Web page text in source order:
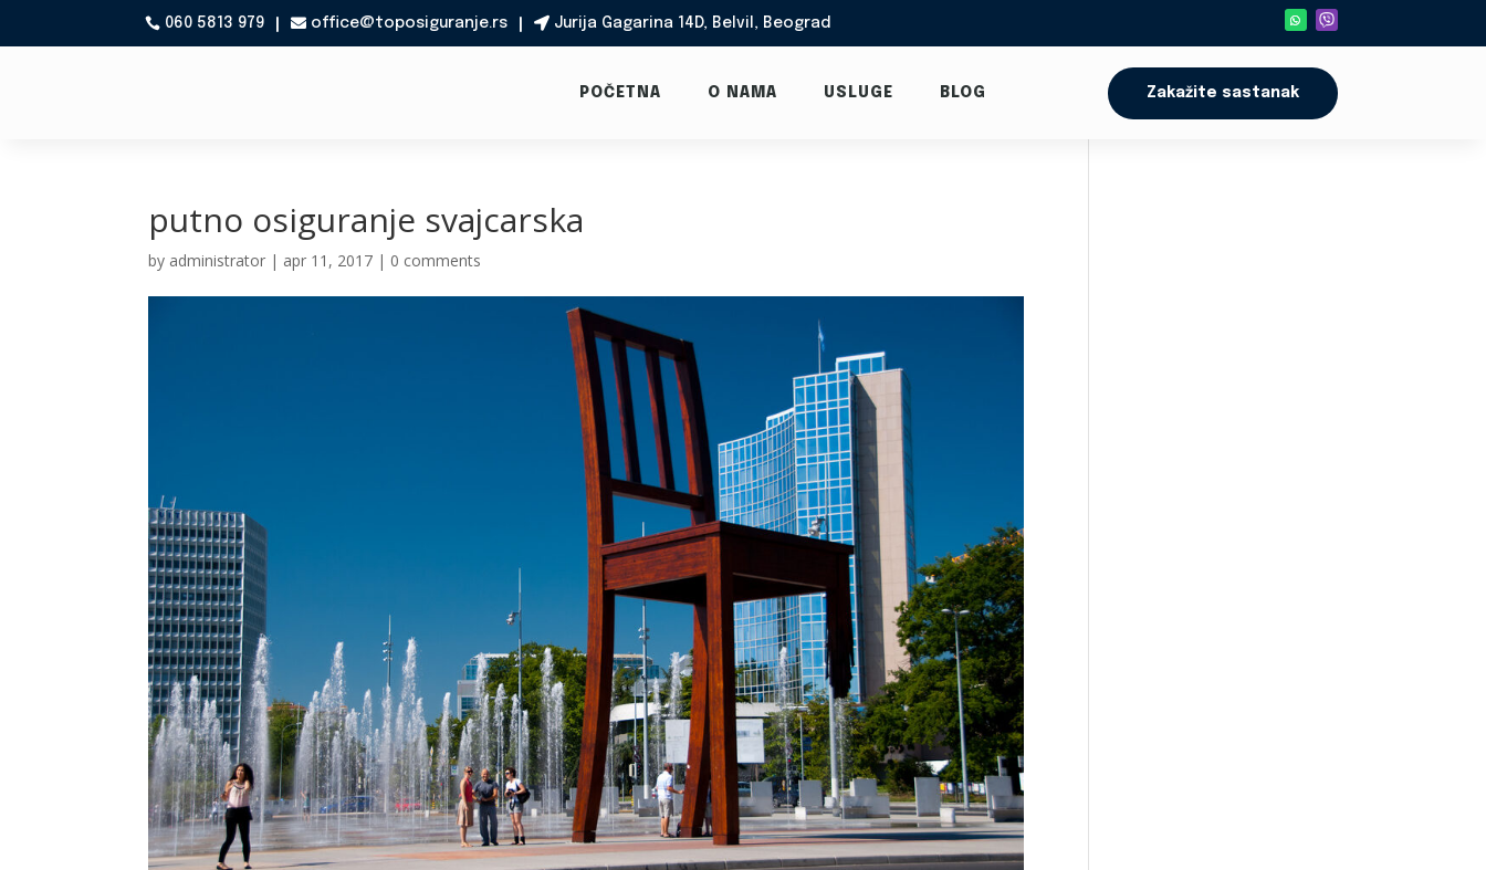
060 5813 979  office@toposiguranje.rs Jurija Gagarina 14D, Belvil, Beograd
POČETNA O NAMA USLUGE BLOG Zakažite sastanak
putno osiguranje svajcarska
by administrator | apr 11, 2017 | 0 comments